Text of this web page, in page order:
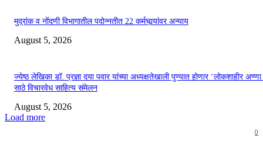
मुद्रांक व नोंदणी विभागातील पदोन्नतीत 22 कर्मचार्‍यांवर अन्याय
August 5, 2026
ज्येष्ठ लेखिका डॉ. प्रज्ञा दया पवार यांच्या अध्यक्षतेखाली पुण्यात होणार ‘लोकशाहीर
साठे विचारवेध साहित्य संमेलन
August 5, 2026
Load more
0